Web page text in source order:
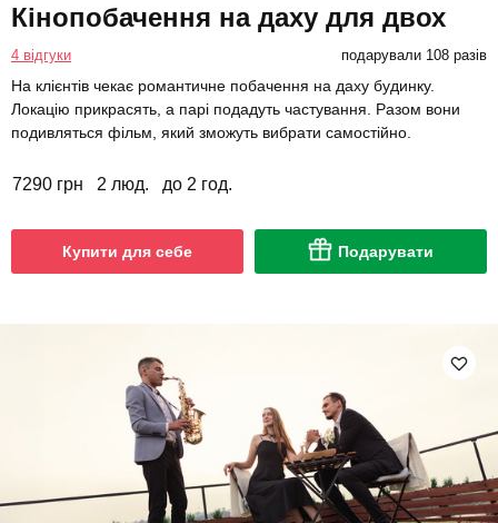
Кінопобачення на даху для двох
4 відгуки подарували 108 разів
На клієнтів чекає романтичне побачення на даху будинку.
Локацію прикрасять, а парі подадуть частування. Разом вони
подивляться фільм, який зможуть вибрати самостійно.
7290 грн 2 люд. до 2 год.
Купити для себе Подарувати